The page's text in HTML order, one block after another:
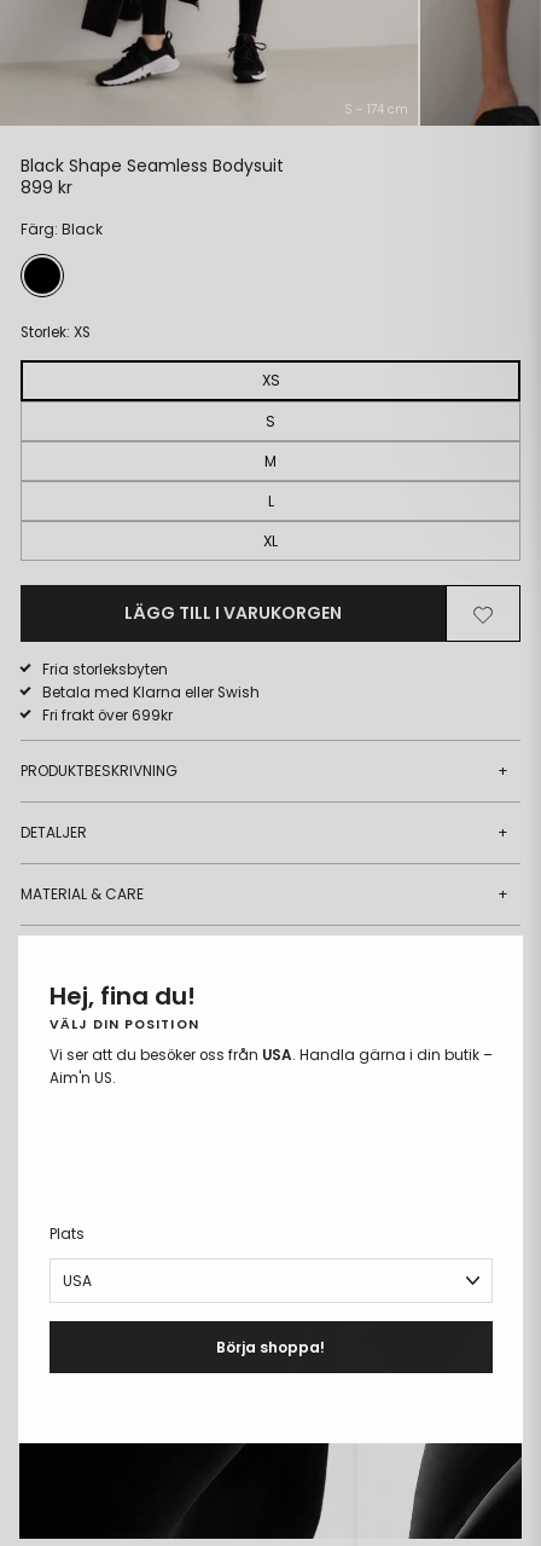
S - 174 cm
Black Shape Seamless Bodysuit
899 kr
Färg: Black
Storlek: XS
XS
S
M
L
XL
LÄGG TILL I VARUKORGEN
Lägg
till
Ta
bort
Fria storleksbyten
Betala med Klarna eller Swish
Fri frakt över 699kr
PRODUKTBESKRIVNING +
DETALJER +
MATERIAL & CARE +
COMPARE FABRICS
Hej, fina du!
VÄLJ DIN POSITION
Vi ser att du besöker oss från USA. Handla gärna i din butik –
Aim'n US.
Plats
Börja shoppa!